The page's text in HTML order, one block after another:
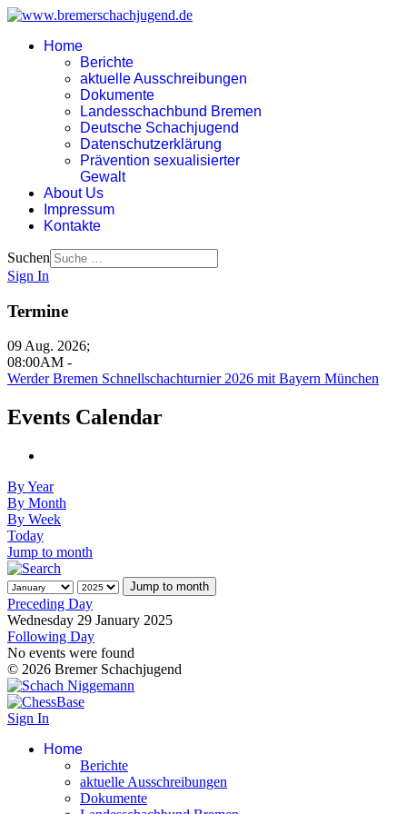
Home
Berichte
aktuelle Ausschreibungen
Dokumente
Landesschachbund Bremen
Deutsche Schachjugend
Datenschutzerklärung
Prävention sexualisierter
Gewalt
About Us
Impressum
Kontakte
Suchen
Sign In
Termine
09 Aug. 2026;
08:00AM -
Werder Bremen Schnellschachturnier 2026 mit Bayern München
Events Calendar
By Year
By Month
By Week
Today
Jump to month
Jump to month
Preceding Day
Wednesday 29 January 2025
Following Day
No events were found
© 2026 Bremer Schachjugend
Sign In
Home
Berichte
aktuelle Ausschreibungen
Dokumente